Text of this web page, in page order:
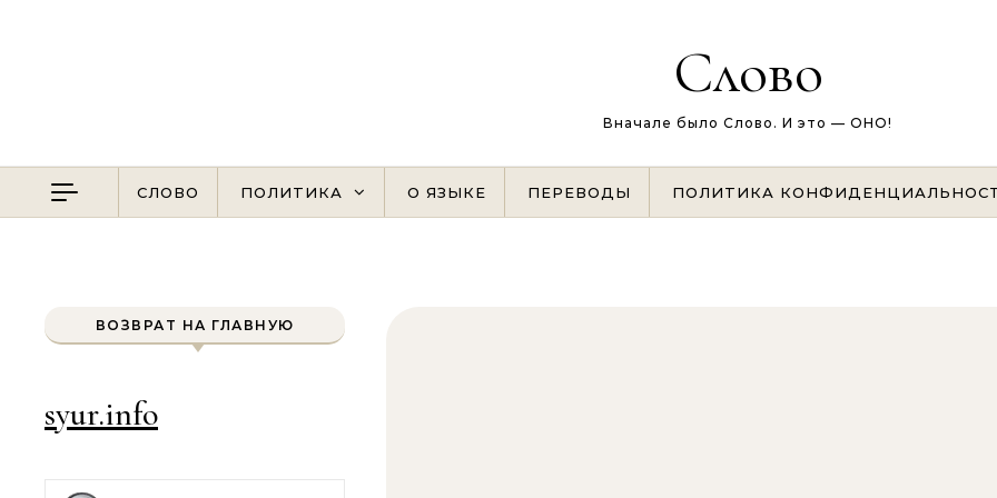
Слово
Вначале было Слово. И это — ОНО!
СЛОВО ПОЛИТИКА О ЯЗЫКЕ ПЕРЕВОДЫ ПОЛИТИКА
ВОЗВРАТ НА ГЛАВНУЮ
syur.info